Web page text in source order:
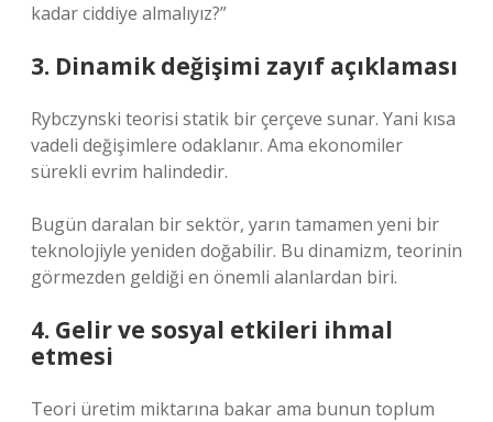
kadar ciddiye almalıyız?”
3. Dinamik değişimi zayıf açıklaması
Rybczynski teorisi statik bir çerçeve sunar. Yani kısa
vadeli değişimlere odaklanır. Ama ekonomiler
sürekli evrim halindedir.
Bugün daralan bir sektör, yarın tamamen yeni bir
teknolojiyle yeniden doğabilir. Bu dinamizm, teorinin
görmezden geldiği en önemli alanlardan biri.
4. Gelir ve sosyal etkileri ihmal
etmesi
Teori üretim miktarına bakar ama bunun toplum